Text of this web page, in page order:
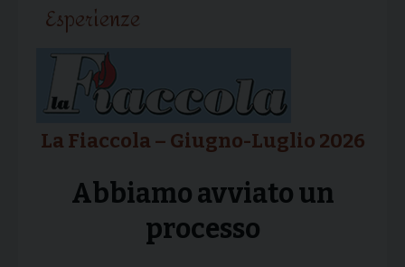
Esperienze
La Fiaccola – Giugno-Luglio 2026
Abbiamo avviato un
processo